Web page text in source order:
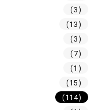
(3)
(13)
(3)
(7)
(1)
(15)
(114)